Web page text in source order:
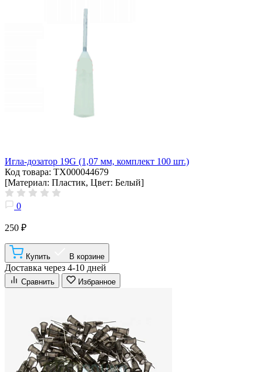
Игла-дозатор 19G (1,07 мм, комплект 100 шт.)
Код товара: ТХ000044679
[Материал: Пластик, Цвет: Белый]
0
250 ₽
Купить В корзине
Доставка через 4-10 дней
Сравнить Избранное